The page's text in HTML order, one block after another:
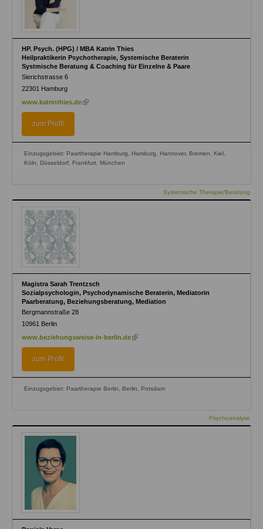
HP. Psych. (HPG) / MBA Katrin Thies
Heilpraktikerin Psychotherapie, Systemische Beraterin
Systmische Beratung & Coaching für Einzelne & Paare
Sierichstrasse 6
22301 Hamburg
www.katrinthies.de (link
zum Profil
Einzugsgebiet: Paartherapie Hamburg, Hamburg, Hannover, Bremen, Kiel,
Köln, Düsseldorf, Frankfurt, München
Systemische Therapie/Beratung
Magistra Sarah Trentzsch
Sozialpsychologin, Psychodynamische Beraterin, Mediatorin
Paarberatung, Beziehungsberatung, Mediation
Bergmannstraße 28
10961 Berlin
www.beziehungsweise-in-berlin.de (link
zum Profil
Einzugsgebiet: Paartherapie Berlin, Berlin, Potsdam
Psychoanalyse